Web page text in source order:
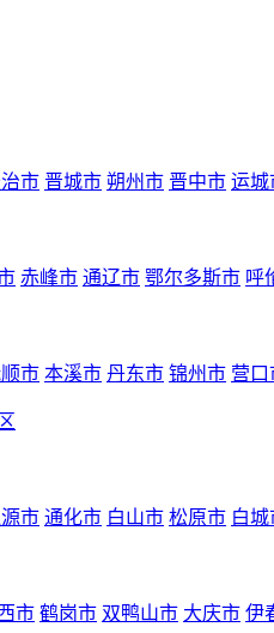
市 晋城市 朔州市 晋中市 运城
赤峰市 通辽市 鄂尔多斯市 呼
市 本溪市 丹东市 锦州市 营口
市 通化市 白山市 松原市 白城
市 鹤岗市 双鸭山市 大庆市 伊